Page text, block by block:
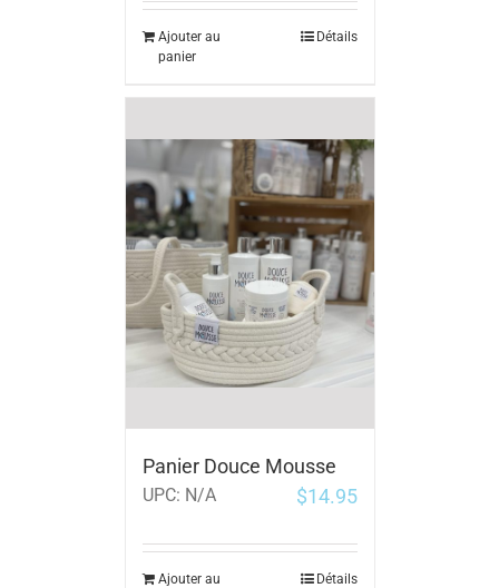
Ajouter au
panier
Détails
Panier Douce Mousse
UPC: N/A $14.95
Ajouter au
Détails